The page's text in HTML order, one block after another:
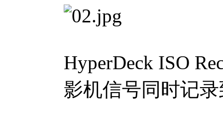
HyperDeck ISO
影机信号同时记